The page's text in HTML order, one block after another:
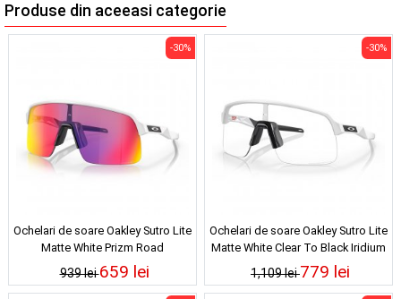
Produse din aceeasi categorie
Ochelari de soare Oakley Sutro Lite
Matte White Prizm Road
939 lei
-30%
659 lei
Ochelari de soare Oakley Sutro Lite
Matte White Clear To Black Iridium
Photochromic
1,109 lei
-30%
779 lei